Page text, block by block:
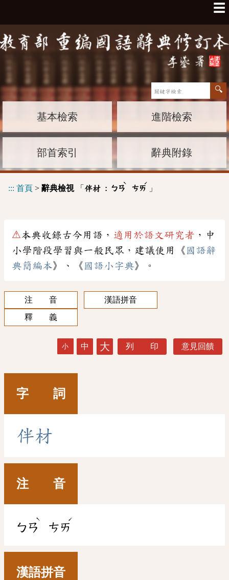
☰
基本檢索 進階檢索
部首索引 辭典附錄
::: 首頁 > 辭典檢視「 伴材 : ㄅㄢ
ˋ
ㄘㄞ
ˊ
」
⚠本典收錄古今用語， 適用於語文研究者 ，中
小學階段學習與一般民眾，建議使用《 國語辭
典簡編本》、《 國語小字典》。
注 音
漢語拼音
釋 義
小 中 大 列 印 意見回饋
字 詞
伴材
注 音
ㄅㄢ
ˋ
ㄘㄞ
ˊ
漢語拼音